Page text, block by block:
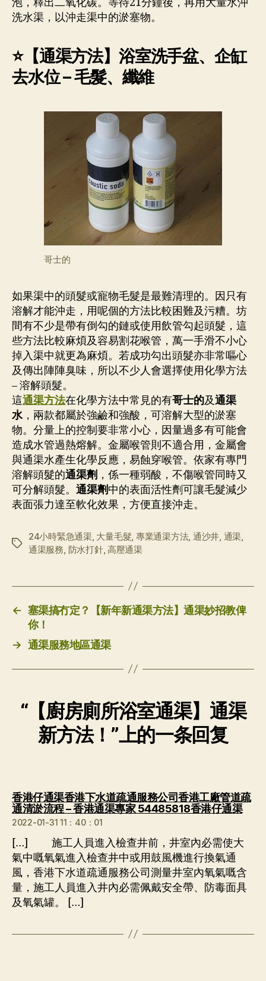
洗水渠，以沖走渠中的淤塞物。
⭐【通渠方法】浴室洗手盆、企缸
去水位 – 毛髮、纖維
哥士的
如果渠中的頭髮或寵物毛髮是最難清理的。因只有
溶解才能沖走，用呢個的方法比較困難及污糟。坊
間有不少是帶有倒勾的鏈或使用飲管勾起頭髮，這
些方法比較麻煩及容易割花喉管，萬一手滑不小心
掉入渠中就更為麻煩。若成功勾出頭髮亦非常嘔心
及傳出陣陣臭味，所以不少人會選擇使用化學方法
– 溶解頭髮。
這通渠方法在化學方法中常見的有哥士的及通渠
水，兩款都屬於強鹼和強酸，可溶解大型的淤塞
物。分量上的控制要非常小心，因量過多有可能會
造成水管過熱熔解。金屬喉管則不適合用，金屬會
與通渠水產生化學反應，易蝕穿喉管。依家有專門
溶解頭髮的通渠劑 ，係一種弱酸，不傷喉管同時又
可分解頭髮。 通渠劑中的表面活性劑可讓毛髮減少
表面張力達至軟化效果，方便直接沖走。
标
24小時緊急通渠, 大量毛髮 專業通渠方法, 通沙井 通渠
通渠服務 防水打針, 高壓通渠
← 塞渠搞冇定？【新年新通渠方法】通渠妙招教俾
你！
→ 通渠服務地區通渠
“【廚房廁所浴室通渠】通渠
新方法！”上的一条回复
香港仔通渠香港下水道疏通服務公司香港工廠管道疏
通清淤流程 – 香港通渠專家 54485818香港仔通渠说：
2022-01-31 11：40：01
[…] 施工人員進入檢查井前，井室內必需使大
氣中嘅氧氣進入檢查井中或用鼓風機進行換氣通
風，香港下水道疏通服務公司測量井室內氧氣嘅含
量，施工人員進入井內必需佩戴安全帶、防毒面具
及氧氣罐。 […]